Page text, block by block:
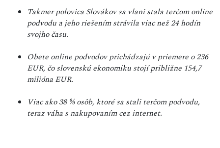
Takmer polovica Slovákov sa vlani stala terčom online
podvodu a jeho riešením strávila viac než 24 hodín
svojho času.
Obete online podvodov prichádzajú v priemere o 236
EUR, čo slovenskú ekonomiku stojí približne 154,7
milióna EUR.
Viac ako 38 % osôb, ktoré sa stali terčom podvodu,
teraz váha s nakupovaním cez internet.